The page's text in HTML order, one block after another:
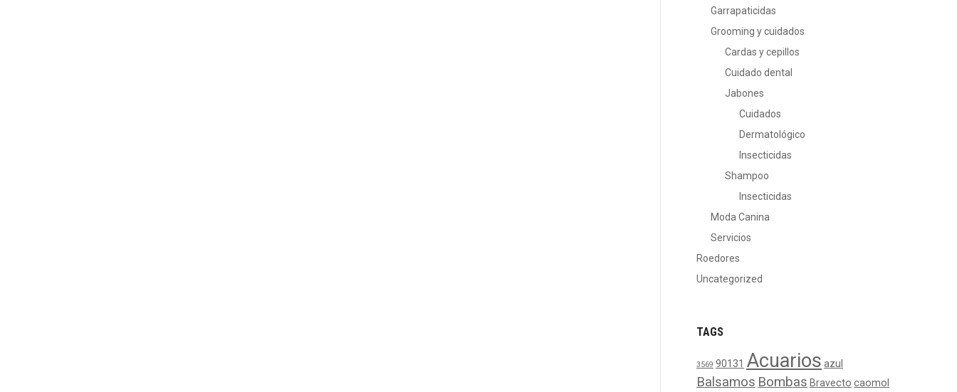
Garrapaticidas
Grooming y cuidados
Cardas y cepillos
Cuidado dental
Jabones
Cuidados
Dermatológico
Insecticidas
Shampoo
Insecticidas
Moda Canina
Servicios
Roedores
Uncategorized
TAGS
3569 90131 Acuarios azul
Balsamos Bombas Bravecto caomol